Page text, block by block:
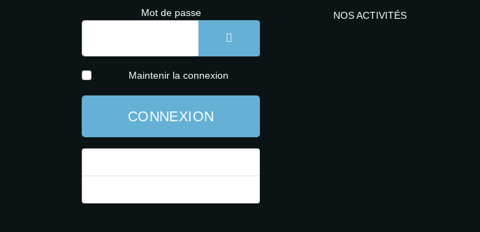
Mot de passe
AFFICHER LE MOT DE PASSE
Maintenir la connexion
CONNEXION
NOS ACTIVITÉS